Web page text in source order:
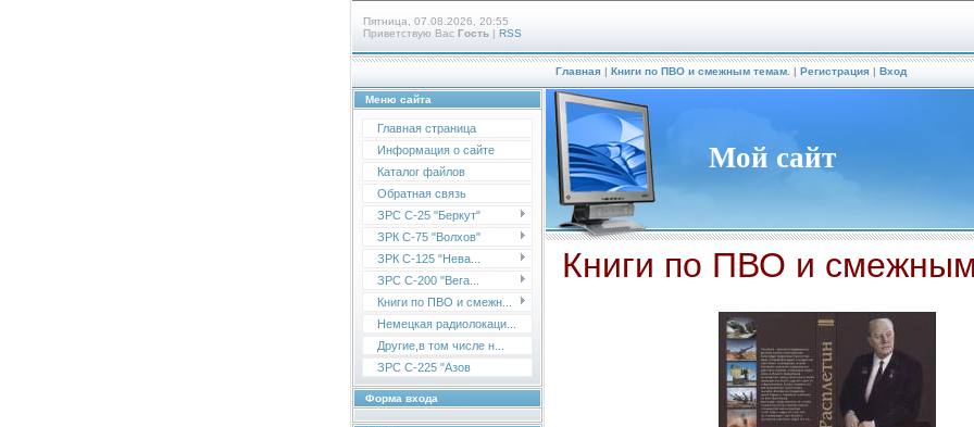
Пятница, 07.08.2026, 20:55
Приветствую Вас Гость | RSS
Главная| Книги по ПВО и смежным темам. | Регистрация| Вход
Меню сайта
Главная страница
Информация о сайте
Каталог файлов
Обратная связь
ЗРС С-25 "Беркут"
ЗРК С-75 "Волхов"
ЗРК С-125 "Нева...
ЗРС С-200 "Вега...
Книги по ПВО и смежн...
Немецкая радиолокаци...
Другие,в том числе н...
ЗРС С-225 "Азов
Форма входа
Мой сайт
Книги по ПВО и